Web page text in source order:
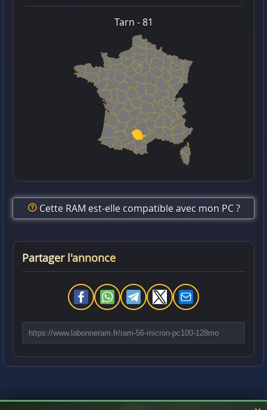
Tarn - 81
Cette RAM est-elle compatible avec mon PC ?
Partager l'annonce